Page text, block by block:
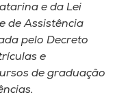
e da Lei
de Assistência
pelo Decreto
e
de graduação